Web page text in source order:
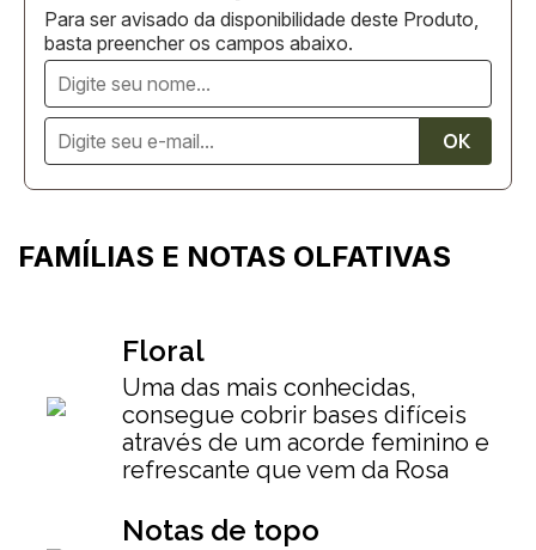
Para ser avisado da disponibilidade deste Produto,
basta preencher os campos abaixo.
FAMÍLIAS E NOTAS OLFATIVAS
Floral
Uma das mais conhecidas,
consegue cobrir bases difíceis
através de um acorde feminino e
refrescante que vem da Rosa
Notas de topo